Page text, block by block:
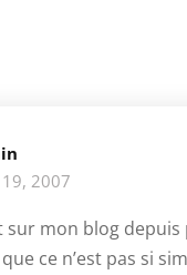
2007
sur mon blog
ce n’est pas si